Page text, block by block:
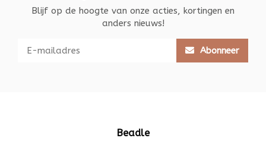
Blijf op de hoogte van onze acties, kortingen en
anders nieuws!
Abonneer
Beadle